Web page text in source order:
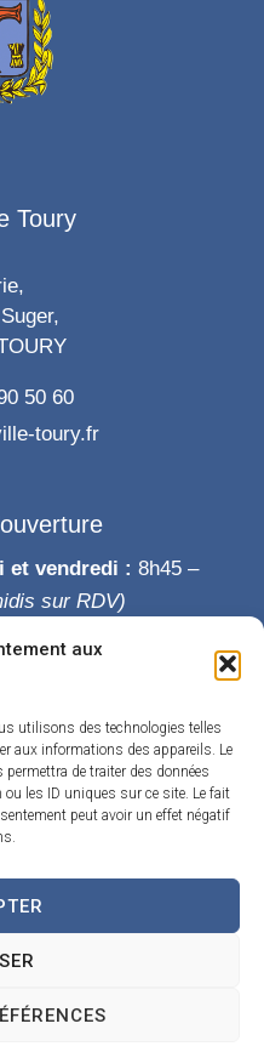
aux
utilisons des technologies telles
aux informations des appareils. Le
de traiter des données
les ID uniques sur ce site. Le fait
peut avoir un effet négatif
Toury
50 60
toury.fr
et vendredi : 8h45 –
sur RDV)
Contact
de données personnelles
site